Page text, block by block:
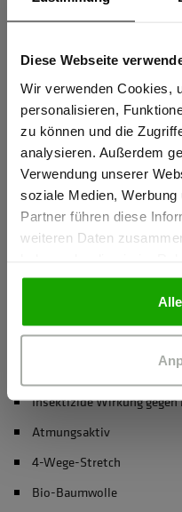
Diese Webseite
Wir verwenden Cookies,
personalisieren,
zu können und die
analysieren. Außerdem
Verwendung unserer
soziale Medien,
Partner führen diese
weiteren Daten
gesammelt haben.
Sportlicher Schnitt für
Schulterreflexstreifen für
mehr anzeigen
Herstellerangaben
Schöffel PRO GmbH,
Schwabmünchen,
info@schoeffel-pro.com
Materialeigenschaften
Insektizide Wirkung gegen
Atmungsaktiv
4-Wege-Stretch
Bio-Baumwolle
Ich bestätige, dass
Preise